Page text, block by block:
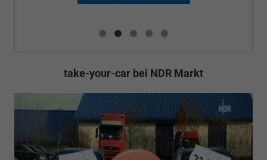
take-your-car bei NDR Markt